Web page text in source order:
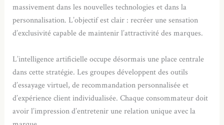
massivement dans les nouvelles technologies et dans la
personnalisation. L’objectif est clair : recréer une sensation
d’exclusivité capable de maintenir l’attractivité des marques.
L’intelligence artificielle occupe désormais une place centrale
dans cette stratégie. Les groupes développent des outils
d’essayage virtuel, de recommandation personnalisée et
d’expérience client individualisée. Chaque consommateur doit
avoir l’impression d’entretenir une relation unique avec la